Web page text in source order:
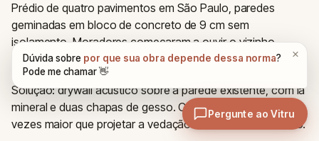
Prédio de quatro pavimentos em São Paulo, paredes
geminadas em bloco de concreto de 9 cm sem
isolamento. Moradores começaram a ouvir o vizinho
falando ao telefone.
Solução: drywall acústico sobre a parede existente, com lã
mineral e duas chapas de gesso. Custo estimado: 5 a 8
vezes maior que projetar a vedação correta desde o início.